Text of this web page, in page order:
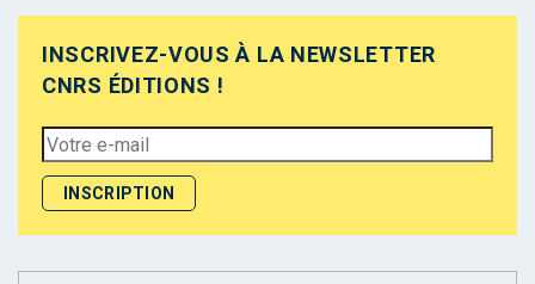
INSCRIVEZ-VOUS À LA NEWSLETTER
CNRS ÉDITIONS !